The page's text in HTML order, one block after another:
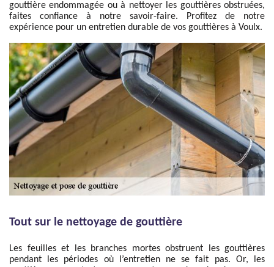
gouttière endommagée ou à nettoyer les gouttières obstruées,
faites confiance à notre savoir-faire. Profitez de notre
expérience pour un entretien durable de vos gouttières à Voulx.
Tout sur le nettoyage de gouttière
Les feuilles et les branches mortes obstruent les gouttières
pendant les périodes où l’entretien ne se fait pas. Or, les